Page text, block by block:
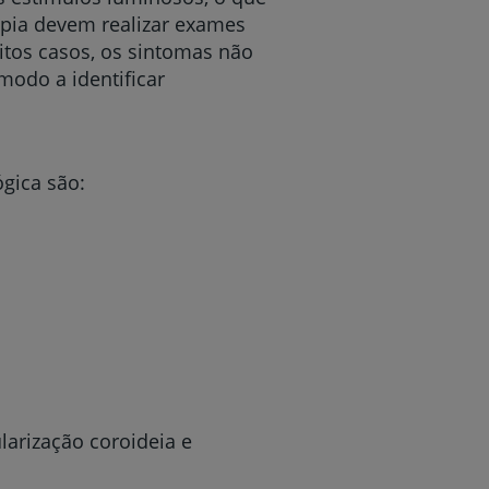
devem realizar exames
casos, os sintomas não
a identificar
são:
coroideia e